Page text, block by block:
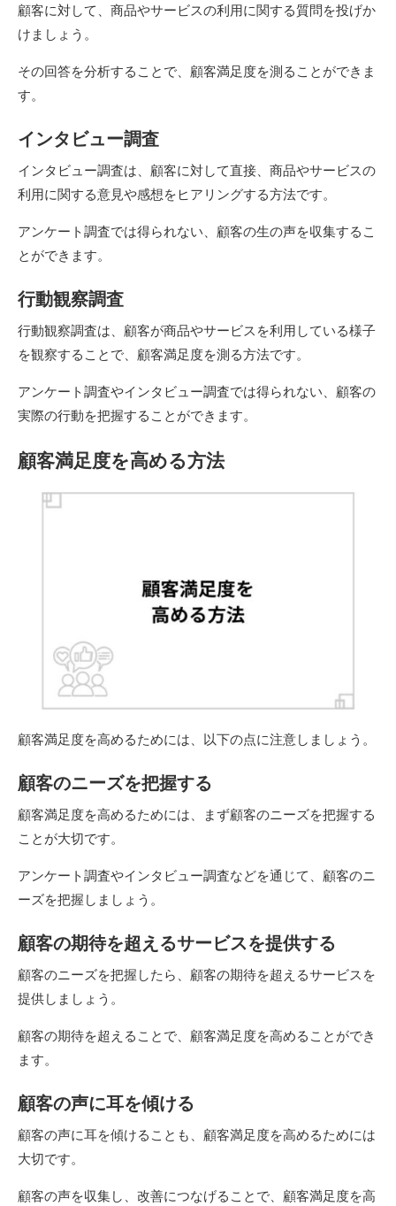
顧客に対して、商品やサービスの利用に関する質問を投げか
けましょう。
その回答を分析することで、顧客満足度を測ることができま
す。
インタビュー調査
インタビュー調査は、顧客に対して直接、商品やサービスの
利用に関する意見や感想をヒアリングする方法です。
アンケート調査では得られない、顧客の生の声を収集するこ
とができます。
行動観察調査
行動観察調査は、顧客が商品やサービスを利用している様子
を観察することで、顧客満足度を測る方法です。
アンケート調査やインタビュー調査では得られない、顧客の
実際の行動を把握することができます。
顧客満足度を高める方法
顧客満足度を高めるためには、以下の点に注意しましょう。
顧客のニーズを把握する
顧客満足度を高めるためには、まず顧客のニーズを把握する
ことが大切です。
アンケート調査やインタビュー調査などを通じて、顧客のニ
ーズを把握しましょう。
顧客の期待を超えるサービスを提供する
顧客のニーズを把握したら、顧客の期待を超えるサービスを
提供しましょう。
顧客の期待を超えることで、顧客満足度を高めることができ
ます。
顧客の声に耳を傾ける
顧客の声に耳を傾けることも、顧客満足度を高めるためには
大切です。
顧客の声を収集し、改善につなげることで、顧客満足度を高